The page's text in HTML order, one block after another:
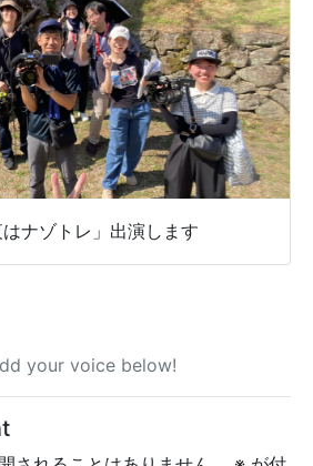
ナゾトレ」出演します
your voice below!